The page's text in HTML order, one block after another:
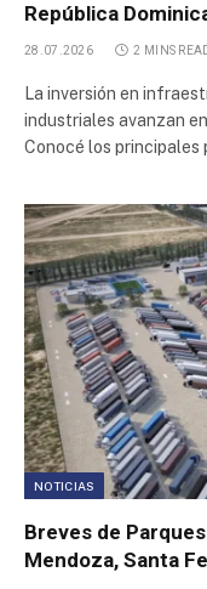
Parque
Parque
Parque
Polígono
Parque
Polo Industrial
Polo Industrial
Parque
República
28.07.2026 2 MINS
La inversión en
industriales avanzan
Conocé los principales
NOTICIAS
Breves de
Mendoza, Santa Fe